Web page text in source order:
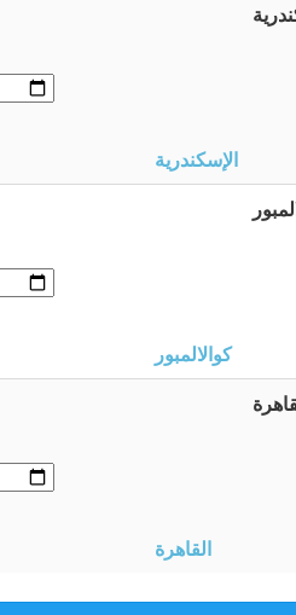
الإسكندرية
كوالالمبور
القاهرة